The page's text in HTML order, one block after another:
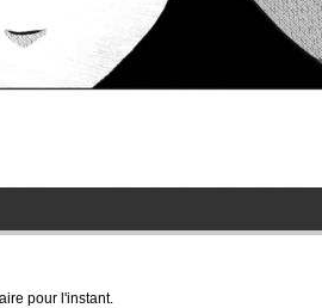
pour l'instant.